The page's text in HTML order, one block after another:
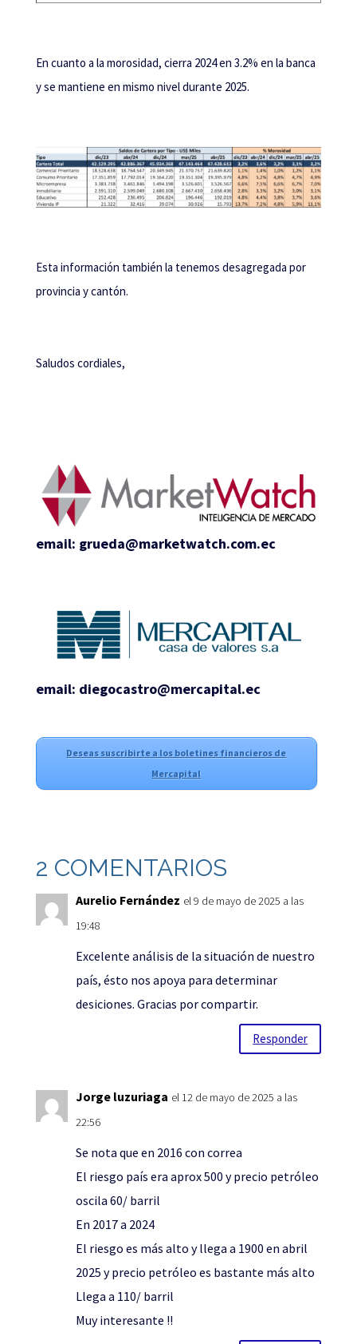
En cuanto a la morosidad, cierra 2024 en 3.2% en la banca
y se mantiene en mismo nivel durante 2025.
Esta información también la tenemos desagregada por
provincia y cantón.
Saludos cordiales,
email: grueda@marketwatch.com.ec
email: diegocastro@mercapital.ec
Deseas suscribirte a los boletines financieros de
Mercapital
2 COMENTARIOS
Aurelio Fernández el 9 de mayo de 2025 a las
19:48
Excelente análisis de la situación de nuestro
país, ésto nos apoya para determinar
desiciones. Gracias por compartir.
Responder
Jorge luzuriaga el 12 de mayo de 2025 a las
22:56
Se nota que en 2016 con correa
El riesgo país era aprox 500 y precio petróleo
oscila 60/ barril
En 2017 a 2024
El riesgo es más alto y llega a 1900 en abril
2025 y precio petróleo es bastante más alto
Llega a 110/ barril
Muy interesante !!